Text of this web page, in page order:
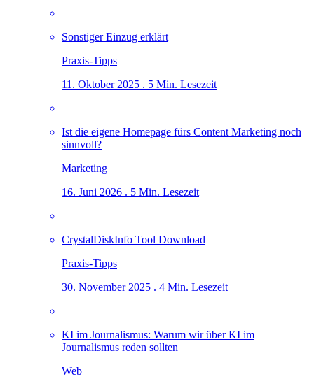
Sonstiger Einzug erklärt
Praxis-Tipps
11. Oktober 2025 . 5 Min. Lesezeit
Ist die eigene Homepage fürs Content Marketing noch
sinnvoll?
Marketing
16. Juni 2026 . 5 Min. Lesezeit
CrystalDiskInfo Tool Download
Praxis-Tipps
30. November 2025 . 4 Min. Lesezeit
KI im Journalismus: Warum wir über KI im
Journalismus reden sollten
Web